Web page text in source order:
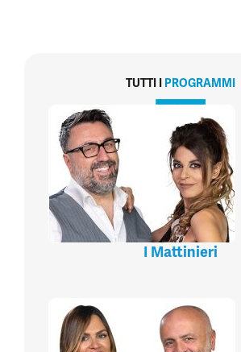
TUTTI I PROGRAMMI
I Mattinieri